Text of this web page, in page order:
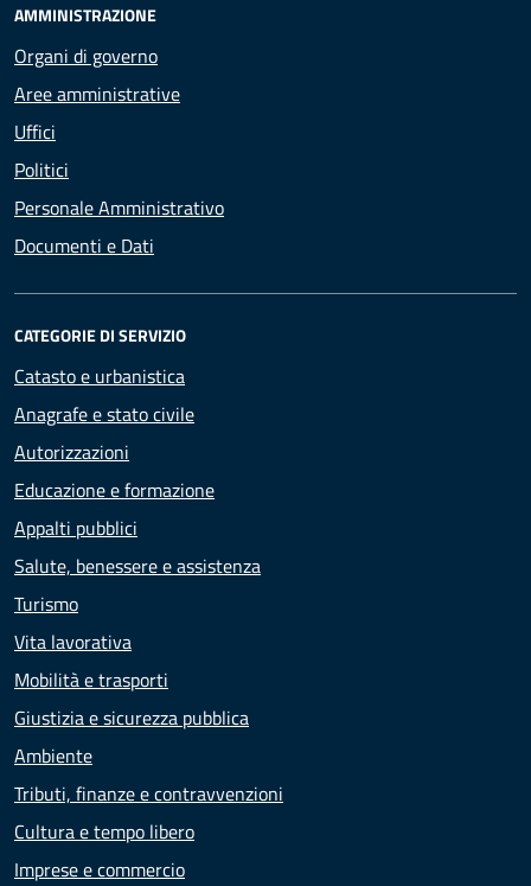
AMMINISTRAZIONE
Organi di governo
Aree amministrative
Uffici
Politici
Personale Amministrativo
Documenti e Dati
CATEGORIE DI SERVIZIO
Catasto e urbanistica
Anagrafe e stato civile
Autorizzazioni
Educazione e formazione
Appalti pubblici
Salute, benessere e assistenza
Turismo
Vita lavorativa
Mobilità e trasporti
Giustizia e sicurezza pubblica
Ambiente
Tributi, finanze e contravvenzioni
Cultura e tempo libero
Imprese e commercio